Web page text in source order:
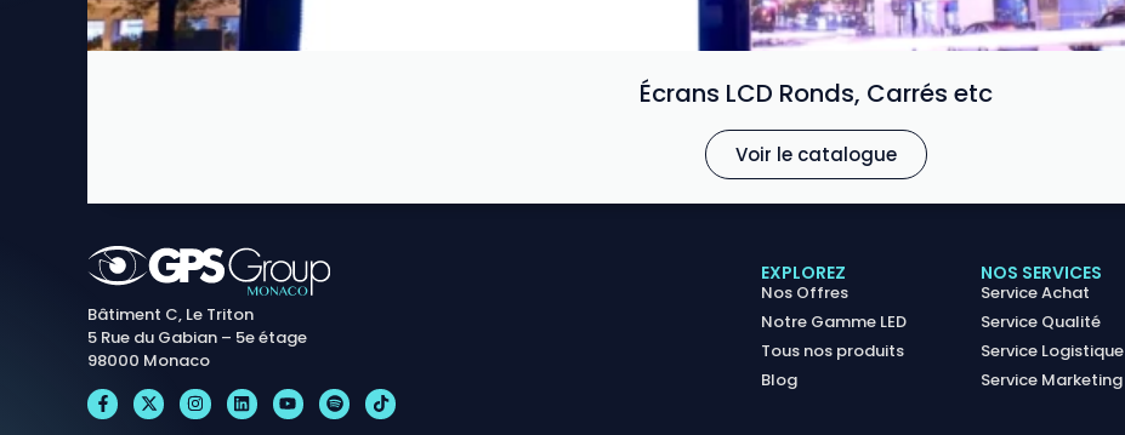
Écrans LCD Ronds, Carrés etc
Voir le catalogue
Bâtiment C, Le Triton
5 Rue du Gabian – 5e étage
98000 Monaco
EXPLOREZ
Nos Offres
Notre Gamme LED
Tous nos produits
Blog
NOS SERVICES
Service Achat
Service Qualité
Service Logistique
Service Marketing